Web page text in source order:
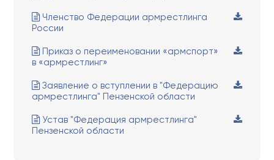
Членство Федерации армрестлинга
России
Приказ о переименовании «армспорт»
в «армрестлинг»
Заявление о вступлении в "Федерацию
армрестлинга" Пензенской области
Устав "Федерация армрестлинга"
Пензенской области